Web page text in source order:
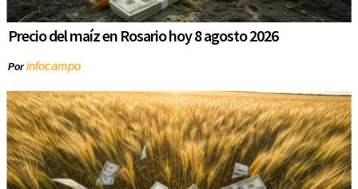
Precio del maíz en Rosario hoy 8 agosto 2026
Porinfocampo